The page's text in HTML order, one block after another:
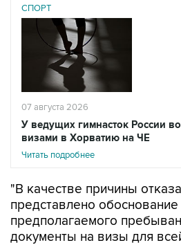
СПОРТ
07 августа 2026
У ведущих гимнасток России
визами в Хорватию на ЧЕ
Читать подробнее
"В качестве причины
представлено
предполагаемого
документы на визы для